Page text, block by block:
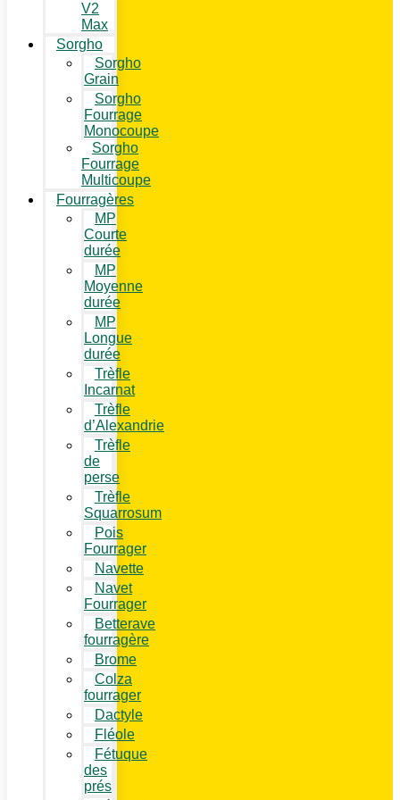
V2
Max
Sorgho
Sorgho
Grain
Sorgho
Fourrage
Monocoupe
Sorgho
Fourrage
Multicoupe
Fourragères
MP
Courte
durée
MP
Moyenne
durée
MP
Longue
durée
Trèfle
Incarnat
Trèfle
d’Alexandrie
Trèfle
de
perse
Trèfle
Squarrosum
Pois
Fourrager
Navette
Navet
Fourrager
Betterave
fourragère
Brome
Colza
fourrager
Dactyle
Fléole
Fétuque
des
prés